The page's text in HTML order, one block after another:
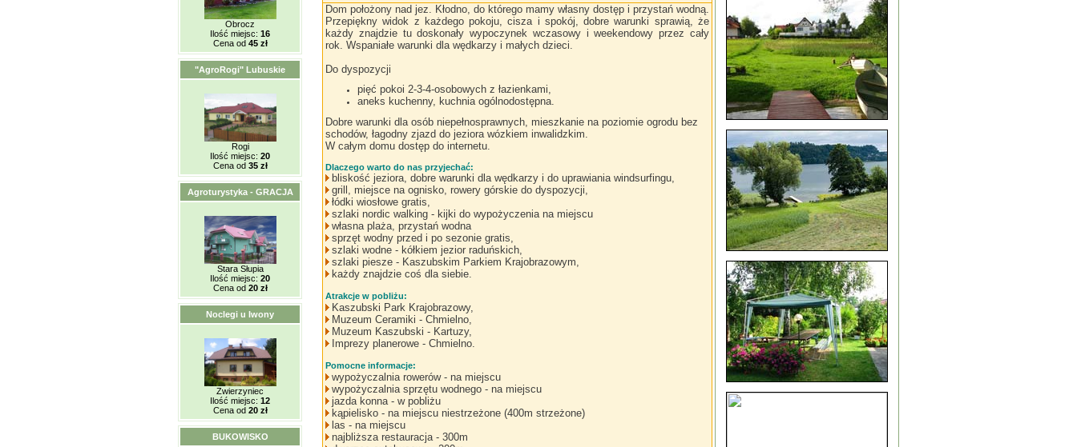
Obrocz
Ilość miejsc: 16
Cena od 45 zł
"AgroRogi" Lubuskie
Rogi
Ilość miejsc: 20
Cena od 35 zł
Agroturystyka - GRACJA
Stara Słupia
Ilość miejsc: 20
Cena od 20 zł
Noclegi u Iwony
Zwierzyniec
Ilość miejsc: 12
Cena od 20 zł
BUKOWISKO
Dom położony nad jez. Kłodno, do którego mamy własny dostęp i przystań wodną.
Przepiękny widok z każdego pokoju, cisza i spokój, dobre warunki sprawią, że
każdy znajdzie tu doskonały wypoczynek wczasowy i weekendowy przez cały
rok. Wspaniałe warunki dla wędkarzy i małych dzieci.
Do dyspozycji
pięć pokoi 2-3-4-osobowych z łazienkami,
aneks kuchenny, kuchnia ogólnodostępna.
Dobre warunki dla osób niepełnosprawnych, mieszkanie na poziomie ogrodu bez
schodów, łagodny zjazd do jeziora wózkiem inwalidzkim.
W całym domu dostęp do internetu.
Dlaczego warto do nas przyjechać:
bliskość jeziora, dobre warunki dla wędkarzy i do uprawiania windsurfingu,
grill, miejsce na ognisko, rowery górskie do dyspozycji,
łódki wiosłowe gratis,
szlaki nordic walking - kijki do wypożyczenia na miejscu
własna plaża, przystań wodna
sprzęt wodny przed i po sezonie gratis,
szlaki wodne - kółkiem jezior raduńskich,
szlaki piesze - Kaszubskim Parkiem Krajobrazowym,
każdy znajdzie coś dla siebie.
Atrakcje w pobliżu:
Kaszubski Park Krajobrazowy,
Muzeum Ceramiki - Chmielno,
Muzeum Kaszubski - Kartuzy,
Imprezy planerowe - Chmielno.
Pomocne informacje:
wypożyczalnia rowerów - na miejscu
wypożyczalnia sprzętu wodnego - na miejscu
jazda konna - w pobliżu
kąpielisko - na miejscu niestrzeżone (400m strzeżone)
las - na miejscu
najbliższa restauracja - 300m